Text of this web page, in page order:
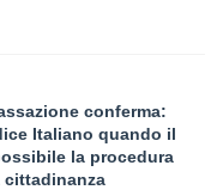
conferma:
Italiano quando il
la procedura
cittadinanza